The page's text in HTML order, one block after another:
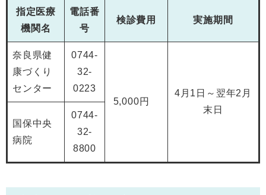
指定医療
機関名
電話番
号
検診費用 実施期間
奈良県健
康づくり
センター
0744-
32-
0223
5,000円
4月1日～翌年2月
末日
国保中央
病院
0744-
32-
8800